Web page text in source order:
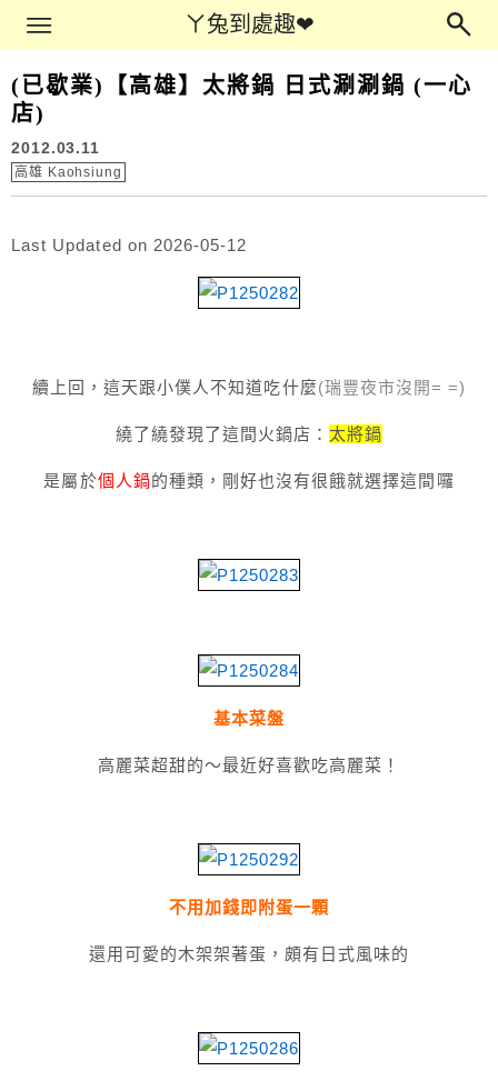
ㄚ兔到處趣❤
Main Menu
(已歇業)【高雄】太將鍋 日式涮涮鍋 (一心
店)
2012.03.11
高雄 Kaohsiung
Last Updated on 2026-05-12
續上回，這天跟小僕人不知道吃什麼(瑞豐夜市沒開= =)
繞了繞發現了這間火鍋店： 太將鍋
是屬於個人鍋的種類，剛好也沒有很餓就選擇這間囉
基本菜盤
高麗菜超甜的～最近好喜歡吃高麗菜！
不用加錢即附蛋一顆
還用可愛的木架架著蛋，頗有日式風味的